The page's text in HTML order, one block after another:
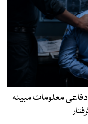
معلومات مبینہ